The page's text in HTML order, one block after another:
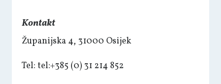
Kontakt
Županijska 4, 31000 Osijek
Tel: tel:+385 (0) 31 214 852